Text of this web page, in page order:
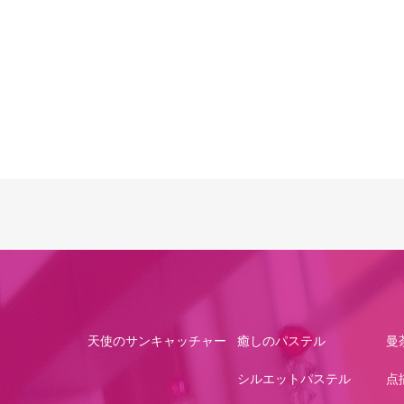
天使のサンキャッチャー 癒しのパステル
シルエットパステル
曼
点